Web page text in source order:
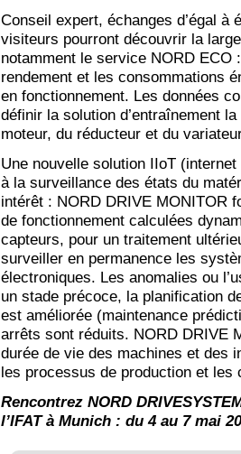
Conseil expert, échanges d’égal à
visiteurs pourront découvrir la
notamment le service NORD ECO
rendement et les consommations
en fonctionnement. Les données
définir la solution d’entraînement
moteur, du réducteur et du
Une nouvelle solution IIoT
à la surveillance des états du
intérêt : NORD DRIVE MONITOR
de fonctionnement calculées
capteurs, pour un traitement
surveiller en permanence les
électroniques. Les anomalies ou
un stade précoce, la planification
est améliorée (maintenance
arrêts sont réduits. NORD DRIVE
durée de vie des machines et des
les processus de production et les
Rencontrez NORD
l’IFAT à Munich : du 4 au 7 mai